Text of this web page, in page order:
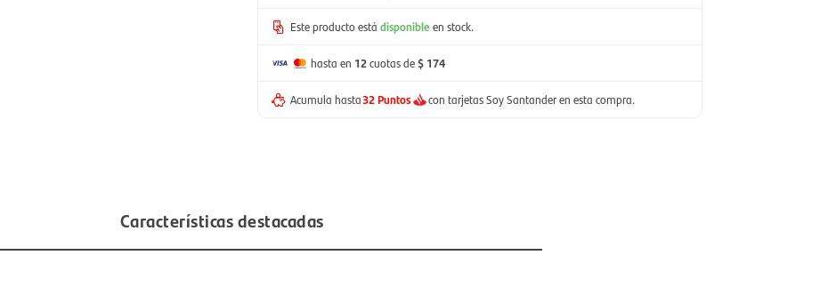
Este producto está disponible en stock.
hasta en 12cuotas de$ 174
Acumula hasta32 Puntos con tarjetas Soy Santander en esta compra.
Características destacadas